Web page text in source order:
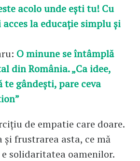
acolo unde ești tu! Cu
acces la educație simplu și
O minune se întâmplă
din România. „Ca idee,
te gândești, pare ceva
de empatie care doare.
și frustrarea asta, ce mă
solidaritatea oamenilor.